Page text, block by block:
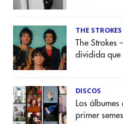
THE STROKES
The Strokes
dividida que
DISCOS
Los
primer